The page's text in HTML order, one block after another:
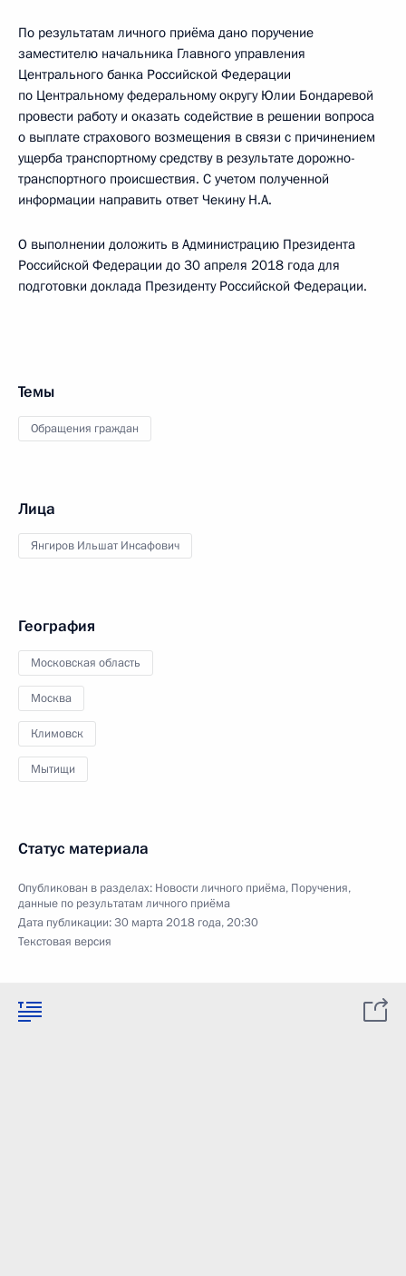
По результатам личного приёма дано поручение
заместителю начальника Главного управления
Центрального банка Российской Федерации
по Центральному федеральному округу Юлии Бондаревой
провести работу и оказать содействие в решении вопроса
о выплате страхового возмещения в связи с причинением
ущерба транспортному средству в результате дорожно-
транспортного происшествия. С учетом полученной
информации направить ответ Чекину Н.А.
О выполнении доложить в Администрацию Президента
Российской Федерации до 30 апреля 2018 года для
подготовки доклада Президенту Российской Федерации.
Темы
Обращения граждан
Лица
Янгиров Ильшат Инсафович
География
Московская область
Москва
Климовск
Мытищи
Статус материала
Опубликован в разделах: Новости личного приёма, Поручения,
данные по результатам личного приёма
Дата публикации:30 марта 2018 года, 20:30
Текстовая версия